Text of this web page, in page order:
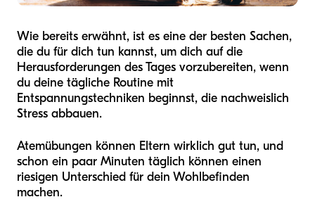
Wie bereits erwähnt, ist es eine der besten Sachen,
die du für dich tun kannst, um dich auf die
Herausforderungen des Tages vorzubereiten, wenn
du deine tägliche Routine mit
Entspannungstechniken beginnst, die nachweislich
Stress abbauen.
Atemübungen können Eltern wirklich gut tun, und
schon ein paar Minuten täglich können einen
riesigen Unterschied für dein Wohlbefinden
machen.